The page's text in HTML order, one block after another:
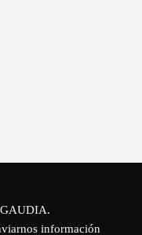
.
información